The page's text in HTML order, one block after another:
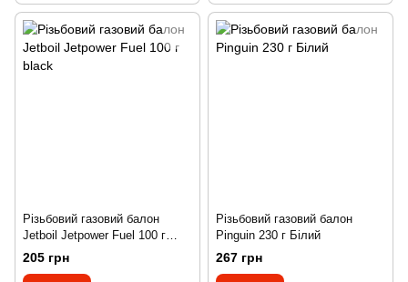
Різьбовий газовий балон
Jetboil Jetpower Fuel 100 г
black
205 грн
Різьбовий газовий балон
Pinguin 230 г Білий
267 грн